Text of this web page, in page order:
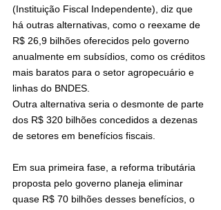
(Instituição Fiscal Independente), diz que
há outras alternativas, como o reexame de
R$ 26,9 bilhões oferecidos pelo governo
anualmente em subsídios, como os créditos
mais baratos para o setor agropecuário e
linhas do BNDES.
Outra alternativa seria o desmonte de parte
dos R$ 320 bilhões concedidos a dezenas
de setores em benefícios fiscais.
Em sua primeira fase, a reforma tributária
proposta pelo governo planeja eliminar
quase R$ 70 bilhões desses benefícios, o